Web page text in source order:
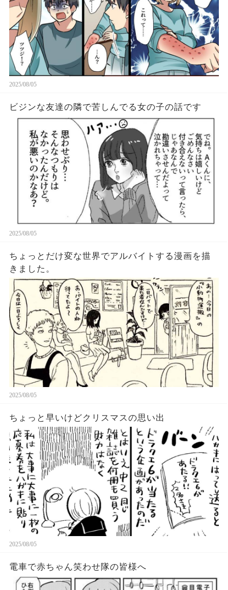
2025/08/05
ビジンな友達の隣で苦しんでる女の子の話です
2025/08/05
ちょっとだけ変な世界でアルバイトする漫画を描
きました。
2025/08/05
ちょっと早いけどクリスマスの思い出
2025/08/05
電車で赤ちゃん笑わせ隊の皆様へ